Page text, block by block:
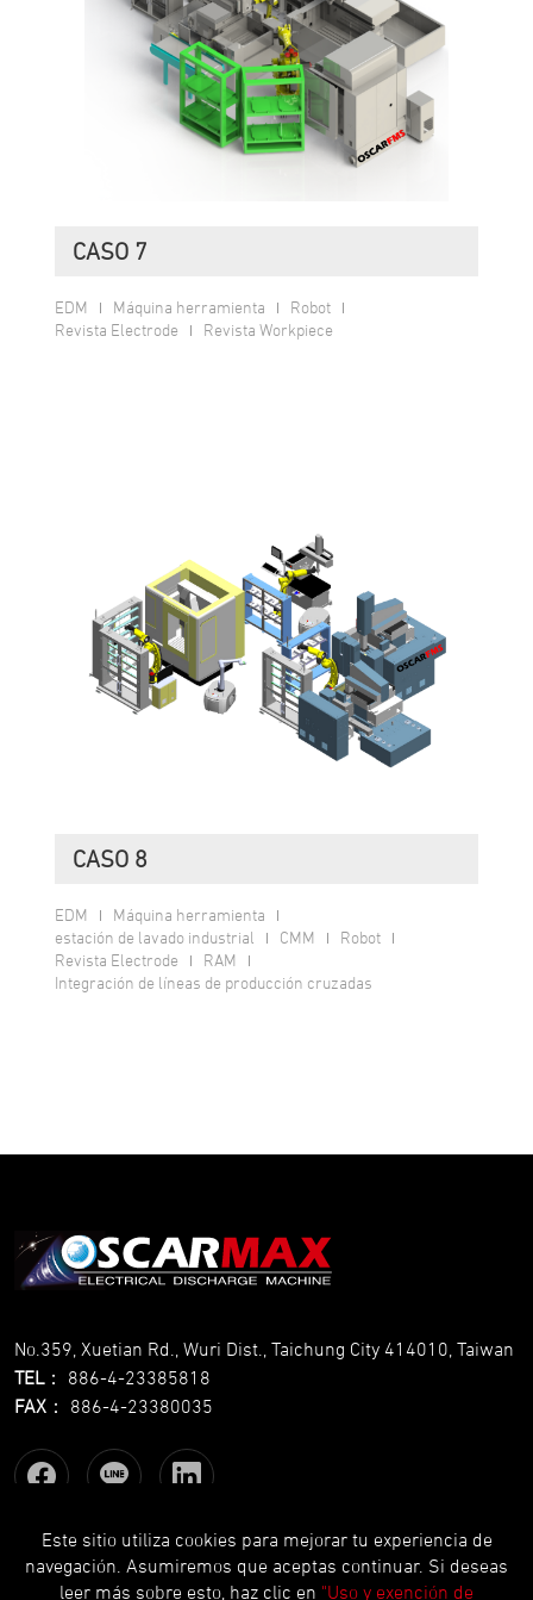
CASO 7
EDM Máquina herramienta
Robot
Revista Electrode
Revista Workpiece
CASO 8
EDM
Máquina herramienta
estación de lavado industrial
CMM
Robot
Revista Electrode
RAM
Integración de líneas de producción cruzadas
No.359, Xuetian Rd., Wuri Dist., Taichung City 414010, Taiwan
TEL： 886-4-23385818
FAX ： 886-4-23380035
Copyright © OSCARMAX All Rights Reserved.Designedby Lets
Este sitio utiliza cookies para mejorar tu experiencia de
navegación. Asumiremos que aceptas continuar. Si deseas
leer más sobre esto, haz clic en "Uso y exención de